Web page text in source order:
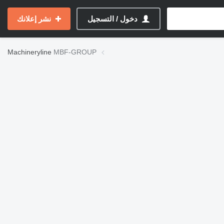
دخول / التسجيل نشر إعلانك
Machineryline MBF-GROUP